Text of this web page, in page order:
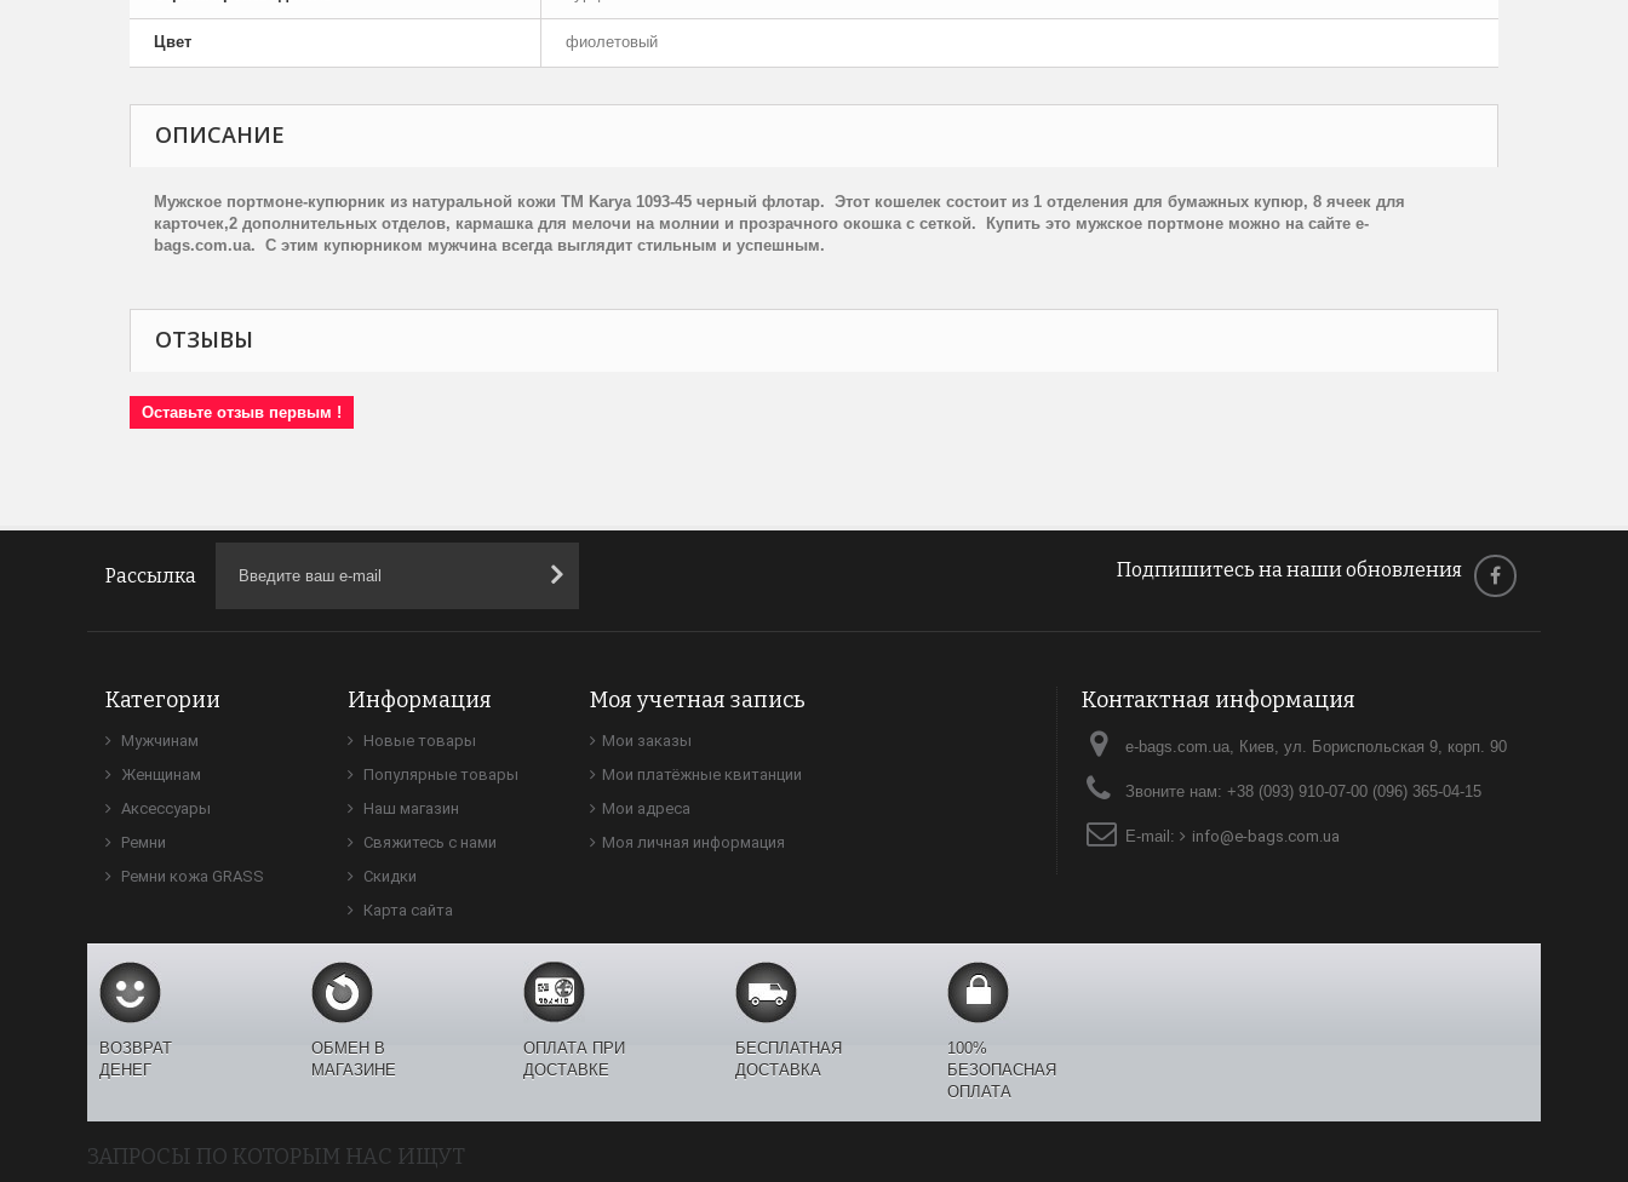
Цвет фиолетовый
ОПИСАНИЕ
Мужское портмоне-купюрник из натуральной кожи TM Karya 1093-45 черный флотар. Этот кошелек состоит из 1 отделения для бумажных купюр, 8 ячеек для
карточек,2 дополнительных отделов, кармашка для мелочи на молнии и прозрачного окошка с сеткой. Купить это мужское портмоне можно на сайте e-
bags.com.ua. С этим купюрником мужчина всегда выглядит стильным и успешным.
ОТЗЫВЫ
Оставьте отзыв первым !
Рассылка Подпишитесь на наши обновления
Категории
Мужчинам
Женщинам
Аксессуары
Ремни
Ремни кожа GRASS
Информация
Новые товары
Популярные товары
Наш магазин
Свяжитесь с нами
Скидки
Карта сайта
Моя учетная запись
Мои заказы
Мои платёжные квитанции
Мои адреса
Моя личная информация
Контактная информация
e-bags.com.ua, Киев, ул. Бориспольская 9, корп. 90
Звоните нам: +38 (093) 910-07-00 (096) 365-04-15
E-mail: info@e-bags.com.ua
ВОЗВРАТ
ДЕНЕГ
ОБМЕН В
МАГАЗИНЕ
ОПЛАТА ПРИ
ДОСТАВКЕ
БЕСПЛАТНАЯ
ДОСТАВКА
100%
БЕЗОПАСНАЯ
ОПЛАТА
ЗАПРОСЫ ПО КОТОРЫМ НАС ИЩУТ